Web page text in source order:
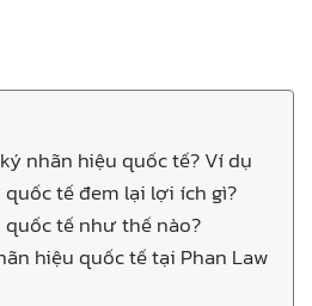
nhãn hiệu quốc tế? Ví dụ
tế đem lại lợi ích gì?
tế như thế nào?
hiệu quốc tế tại Phan Law